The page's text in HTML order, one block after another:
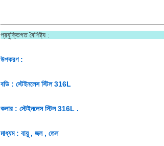
প্রযুক্তিগত
উপকরণ :
বডি : স্টেইনলেস স্টিল 316L
কলার : স্টেইনলেস স্টিল 316L .
মাধ্যম : বায়ু , জল , তেল